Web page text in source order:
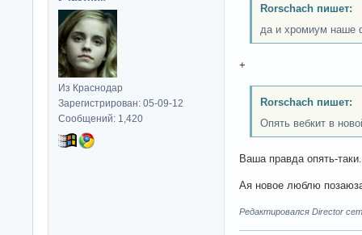
Из Краснодар
Зарегистрирован: 05-09-12
Сообщений: 1,420
Rorschach пишет:
да и хромиум наше
+
Rorschach пишет:
Опять вебкит в
Ваша правда опять-таки.
Ая новое люблю
Редактировался Director